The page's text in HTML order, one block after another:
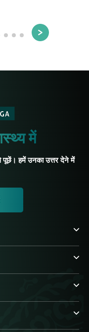
में
पूछें। हमें उनका उत्तर देने में